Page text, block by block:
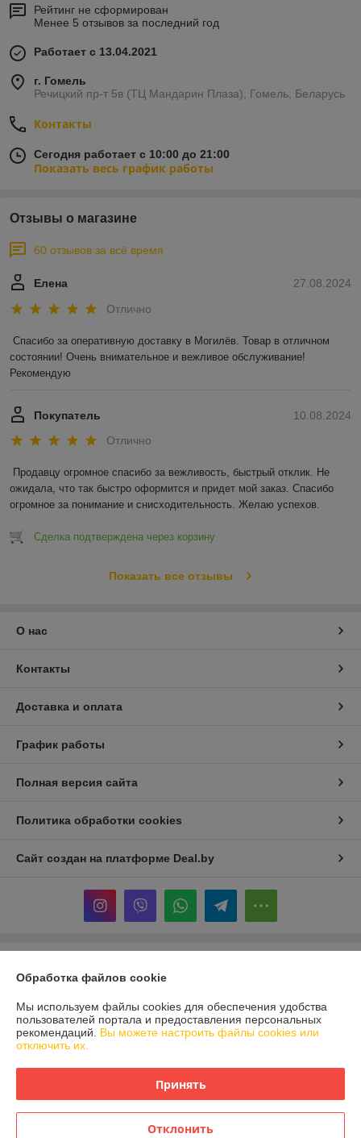
Рейтинг не сформирован
Менее 5 отзывов за последний год
Работает с 13.04.2021
г. Гомель
Речицкий пр-т 5в (ТЦ Мандарин Плаза), Гомель, Беларусь
Контакты
Сегодня работает с 10:00 до 21:00
Показать весь график работы
Отзывы о магазине
60 отзывов за всё время
27.08.2024
Елена
Отлично
Спасибо за оперативную доставку в Могилёв. Товар в отличном
состоянии! Очень внимательное и вежливое обслуживание!
Рекомендую
10.08.2024
Покупатель
Отлично
Продавцу огромное спасибо за вежливость, быстрый отклик. Не
ожидала, что так быстро оформится и придет мой заказ. Спасибо
огромное за понимание и снисходительность. Желаю успехов.
Сделка подтверждена через корзину
Показать все отзывы
О нас
Контакты
Доставка и оплата
График работы
Полная версия сайта
Политика обработки cookies
Сайт создан на платформе Deal.by
Гомель, ул. Жемчужная 23-36 , 246013
Регистрационный номер ЕГР: 491093512
Регистрационный орган: Администрация Железнодорожного района
Местонахождение книги жалоб и предложений: Речицкий пр-т 5в (ТЦ
Обработка файлов cookie
Мы используем файлы cookies для обеспечения удобства
пользователей портала и предоставления персональных
рекомендаций. Вы можете настроить файлы cookies или
отключить их.
Принять
Отклонить